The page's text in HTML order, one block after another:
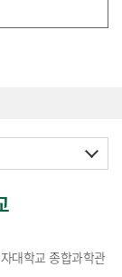
대학교 종합과학관